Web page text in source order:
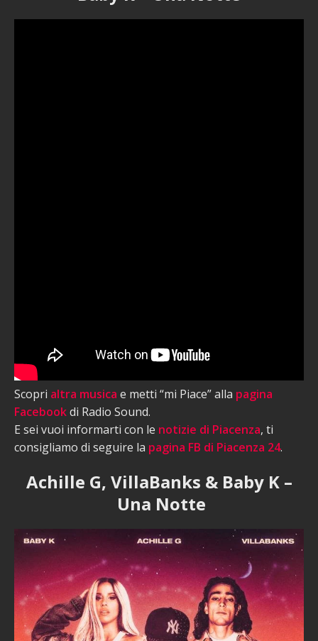
Scopri altra musica e metti “mi Piace” alla pagina
Facebookdi Radio Sound.
E sei vuoi informarti con le notizie di Piacenza, ti
consigliamo di seguire la pagina FB di Piacenza 24.
Achille G, VillaBanks & Baby K –
Una Notte